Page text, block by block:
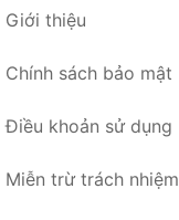
Giới thiệu
Chính sách bảo mật
Điều khoản sử dụng
Miễn trừ trách nhiệm